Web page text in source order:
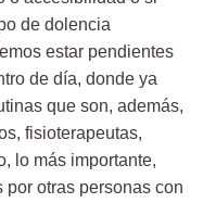
de dolencia
estar pendientes
de día, donde ya
que son, además,
fisioterapeutas,
lo más importante,
otras personas con